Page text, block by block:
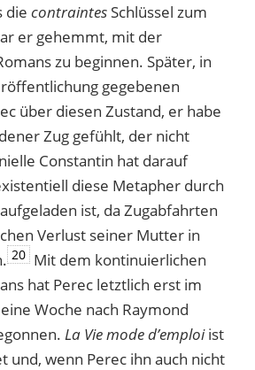
die contraintes Schlüssel zum
er gehemmt, mit der
zu beginnen. Später, in
gegebenen
über diesen Zustand, er habe
Zug gefühlt, der nicht
Constantin hat darauf
diese Metapher durch
ist, da Zugabfahrten
Verlust seiner Mutter in
20 Mit dem kontinuierlichen
hat Perec letztlich erst im
Woche nach Raymond
La Vie mode d’emploiist
und, wenn Perec ihn auch nicht